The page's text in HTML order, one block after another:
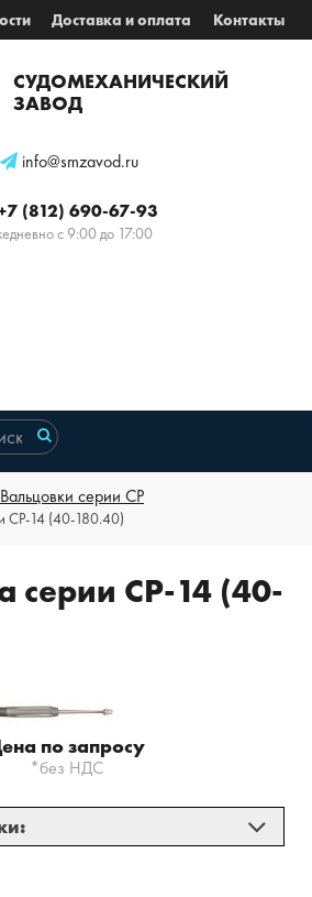
Доставка и оплата Контакты
СУДОМЕХАНИЧЕСКИЙ
ЗАВОД
info@smzavod.ru
(812) 690-67-93
с 9:00 до 17:00
Вальцовки серии СР
СР-14 (40-180.40)
серии СР-14 (40-
по запросу
*без НДС